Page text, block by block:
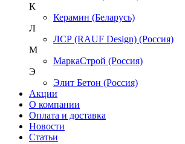
К
Керамин (Беларусь)
Л
ЛСР (RAUF Design) (Россия)
М
МаркаСтрой (Россия)
Э
Элит Бетон (Россия)
Акции
О компании
Оплата и доставка
Новости
Статьи